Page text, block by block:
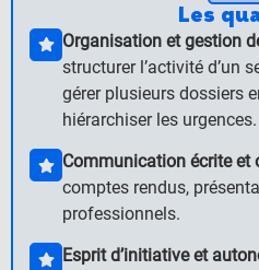
Les
Organisation et gestion
structurer l’activité d’un
gérer plusieurs dossiers
hiérarchiser les urgences.
Communication écrite et
comptes rendus,
professionnels.
Esprit d’initiative et